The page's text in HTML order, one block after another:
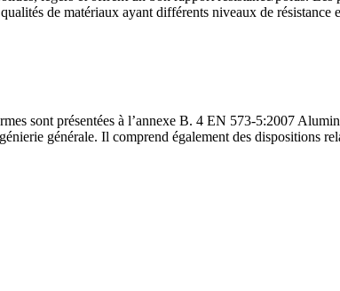
de matériaux ayant différents niveaux de résistance
sont présentées à l’annexe B. 4 EN 573-5:2007
générale. Il comprend également des dispositions